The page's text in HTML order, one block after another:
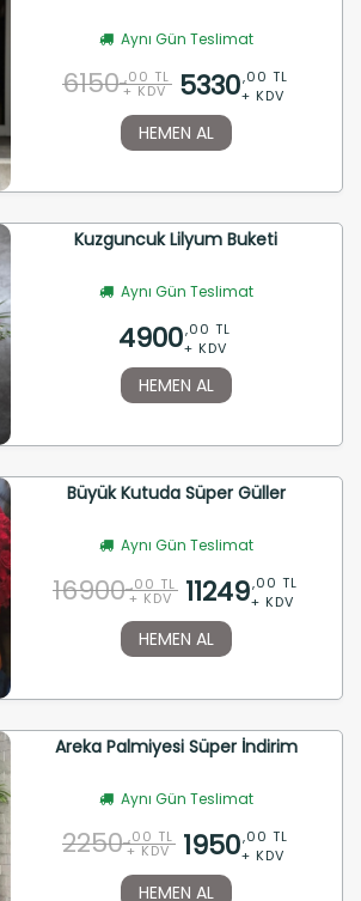
Aynı Gün Teslimat
6150 ,00 TL
+ KDV 5330,00 TL
+ KDV
HEMEN AL
Kuzguncuk Lilyum Buketi
Aynı Gün Teslimat
4900,00 TL
+ KDV
HEMEN AL
Büyük Kutuda Süper Güller
Aynı Gün Teslimat
16900 ,00 TL
+ KDV 11249,00 TL
+ KDV
HEMEN AL
Areka Palmiyesi Süper İndirim
Aynı Gün Teslimat
2250 ,00 TL
+ KDV 1950,00 TL
+ KDV
HEMEN AL